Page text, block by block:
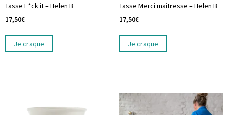
Tasse F*ck it – Helen B
17,50€
Je craque
Tasse Merci maitresse – Helen B
17,50€
Je craque